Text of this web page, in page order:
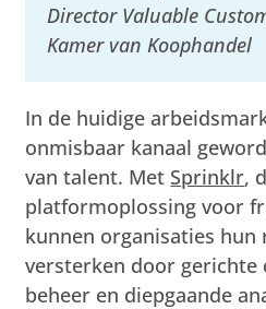
Director Valuable
Kamer van Koophandel
In de huidige
onmisbaar kanaal
van talent. Met Sprinklr,
platformoplossing voor
kunnen organisaties
versterken door gerichte
beheer en diepgaande